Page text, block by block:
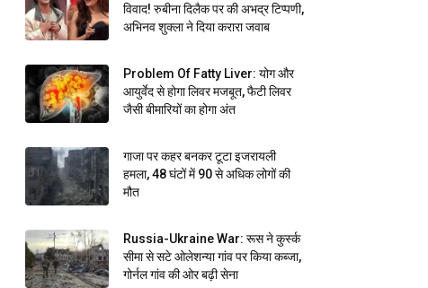
विवाद! रुबीना दिलैक पर की अभद्र टिप्पणी,
अभिनव शुक्ला ने दिया करारा जवाब
Problem Of Fatty Liver: योग और
आयुर्वेद से होगा लिवर मजबूत, फैटी लिवर
जैसी बीमारियों का होगा अंत
गाजा पर कहर बनकर टूटा इजरायली
हमला, 48 घंटों में 90 से अधिक लोगों की
मौत
Russia-Ukraine War: रूस ने कुर्स्क
सीमा से सटे ओलेशन्या गांव पर किया कब्जा,
गोर्नल गांव की ओर बढ़ी सेना